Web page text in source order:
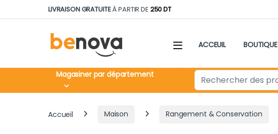
Skip to navigation
Skip to contentLIVRAISON GRATUITEÀ PARTIR DE 250 DT
ACCEUIL BOUTIQUE
Magasiner par département Search for:
Accueil Maison Rangement & Conservation